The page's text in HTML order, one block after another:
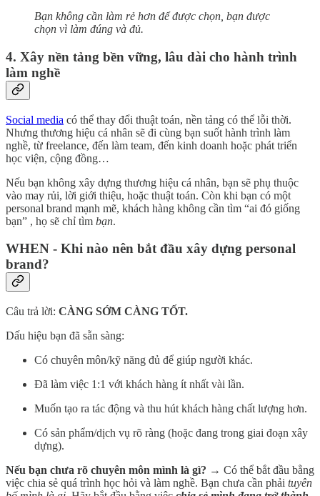
Bạn không cần làm rẻ hơn để được chọn, bạn được
chọn vì làm đúng và đủ.
4. Xây nền tảng bền vững, lâu dài cho hành trình
làm nghề
Social media có thể thay đổi thuật toán, nền tảng có thể lỗi thời.
Nhưng thương hiệu cá nhân sẽ đi cùng bạn suốt hành trình làm
nghề, từ freelance, đến làm team, đến kinh doanh hoặc phát triển
học viện, cộng đồng…
Nếu bạn không xây dựng thương hiệu cá nhân, bạn sẽ phụ thuộc
vào may rủi, lời giới thiệu, hoặc thuật toán. Còn khi bạn có một
personal brand mạnh mẽ, khách hàng không cần tìm “ai đó giống
bạn” , họ sẽ chỉ tìm bạn.
WHEN - Khi nào nên bắt đầu xây dựng personal
brand?
Câu trả lời: CÀNG SỚM CÀNG TỐT.
Dấu hiệu bạn đã sẵn sàng:
Có chuyên môn/kỹ năng đủ để giúp người khác.
Đã làm việc 1:1 với khách hàng ít nhất vài lần.
Muốn tạo ra tác động và thu hút khách hàng chất lượng hơn.
Có sản phẩm/dịch vụ rõ ràng (hoặc đang trong giai đoạn xây
dựng).
Nếu bạn chưa rõ chuyên môn mình là gì? → Có thể bắt đầu bằng
việc chia sẻ quá trình học hỏi và làm nghề. Bạn chưa cần phải tuyên